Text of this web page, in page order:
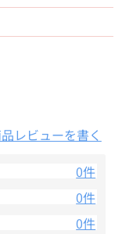
レビューを書く
0件
0件
0件